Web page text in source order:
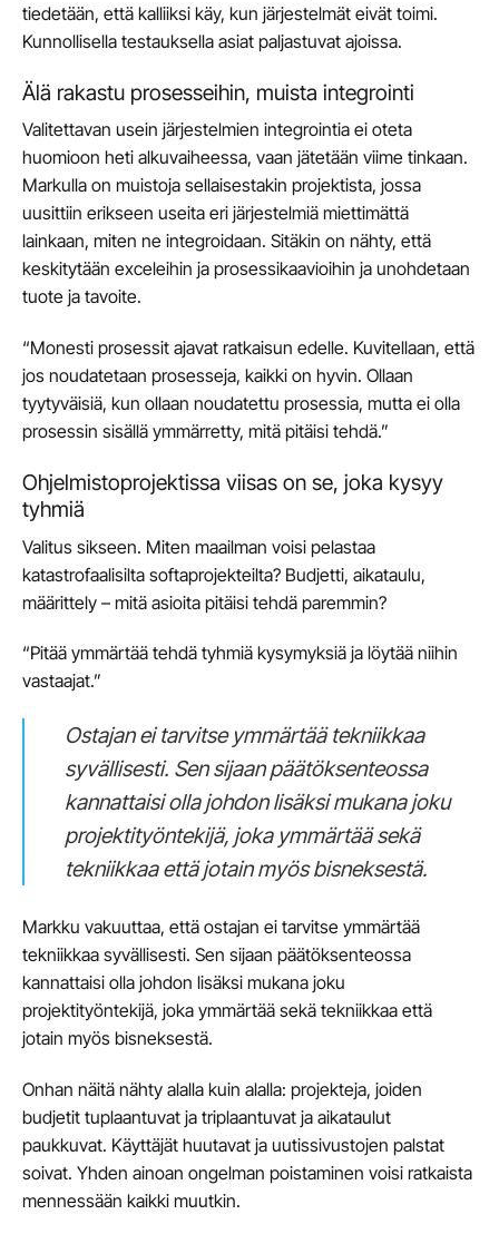
tiedetään, että kalliiksi käy, kun järjestelmät eivät toimi.
Kunnollisella testauksella asiat paljastuvat ajoissa.
Älä rakastu prosesseihin, muista integrointi
Valitettavan usein järjestelmien integrointia ei oteta
huomioon heti alkuvaiheessa, vaan jätetään viime tinkaan.
Markulla on muistoja sellaisestakin projektista, jossa
uusittiin erikseen useita eri järjestelmiä miettimättä
lainkaan, miten ne integroidaan. Sitäkin on nähty, että
keskitytään exceleihin ja prosessikaavioihin ja unohdetaan
tuote ja tavoite.
“Monesti prosessit ajavat ratkaisun edelle. Kuvitellaan, että
jos noudatetaan prosesseja, kaikki on hyvin. Ollaan
tyytyväisiä, kun ollaan noudatettu prosessia, mutta ei olla
prosessin sisällä ymmärretty, mitä pitäisi tehdä.”
Ohjelmistoprojektissa viisas on se, joka kysyy
tyhmiä
Valitus sikseen. Miten maailman voisi pelastaa
katastrofaalisilta softaprojekteilta? Budjetti, aikataulu,
määrittely – mitä asioita pitäisi tehdä paremmin?
“Pitää ymmärtää tehdä tyhmiä kysymyksiä ja löytää niihin
vastaajat.”
Ostajan ei tarvitse ymmärtää tekniikkaa
syvällisesti. Sen sijaan päätöksenteossa
kannattaisi olla johdon lisäksi mukana joku
projektityöntekijä, joka ymmärtää sekä
tekniikkaa että jotain myös bisneksestä.
Markku vakuuttaa, että ostajan ei tarvitse ymmärtää
tekniikkaa syvällisesti. Sen sijaan päätöksenteossa
kannattaisi olla johdon lisäksi mukana joku
projektityöntekijä, joka ymmärtää sekä tekniikkaa että
jotain myös bisneksestä.
Onhan näitä nähty alalla kuin alalla: projekteja, joiden
budjetit tuplaantuvat ja triplaantuvat ja aikataulut
paukkuvat. Käyttäjät huutavat ja uutissivustojen palstat
soivat. Yhden ainoan ongelman poistaminen voisi ratkaista
mennessään kaikki muutkin.